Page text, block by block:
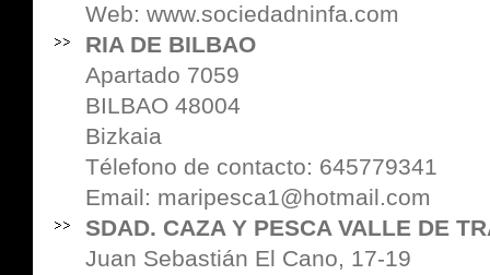
Web: www.sociedadninfa.com
RIA DE BILBAO
Apartado 7059
BILBAO 48004
Bizkaia
Télefono de contacto: 645779341
Email: maripesca1@hotmail.com
SDAD. CAZA Y PESCA VALLE DE
Juan Sebastián El Cano, 17-19